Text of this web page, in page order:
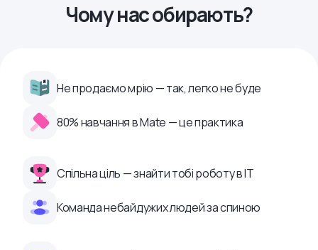
Чому нас обирають?
Не продаємо мрію — так, легко не буде
80% навчання в Mate — це практика
Спільна ціль — знайти тобі роботу в ІТ
Команда небайдужих людей за спиною